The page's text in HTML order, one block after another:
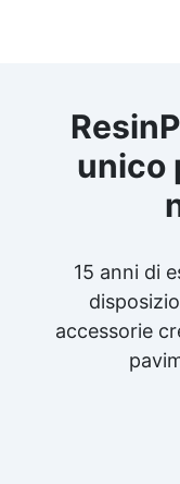
unico
15 anni di
accessorie